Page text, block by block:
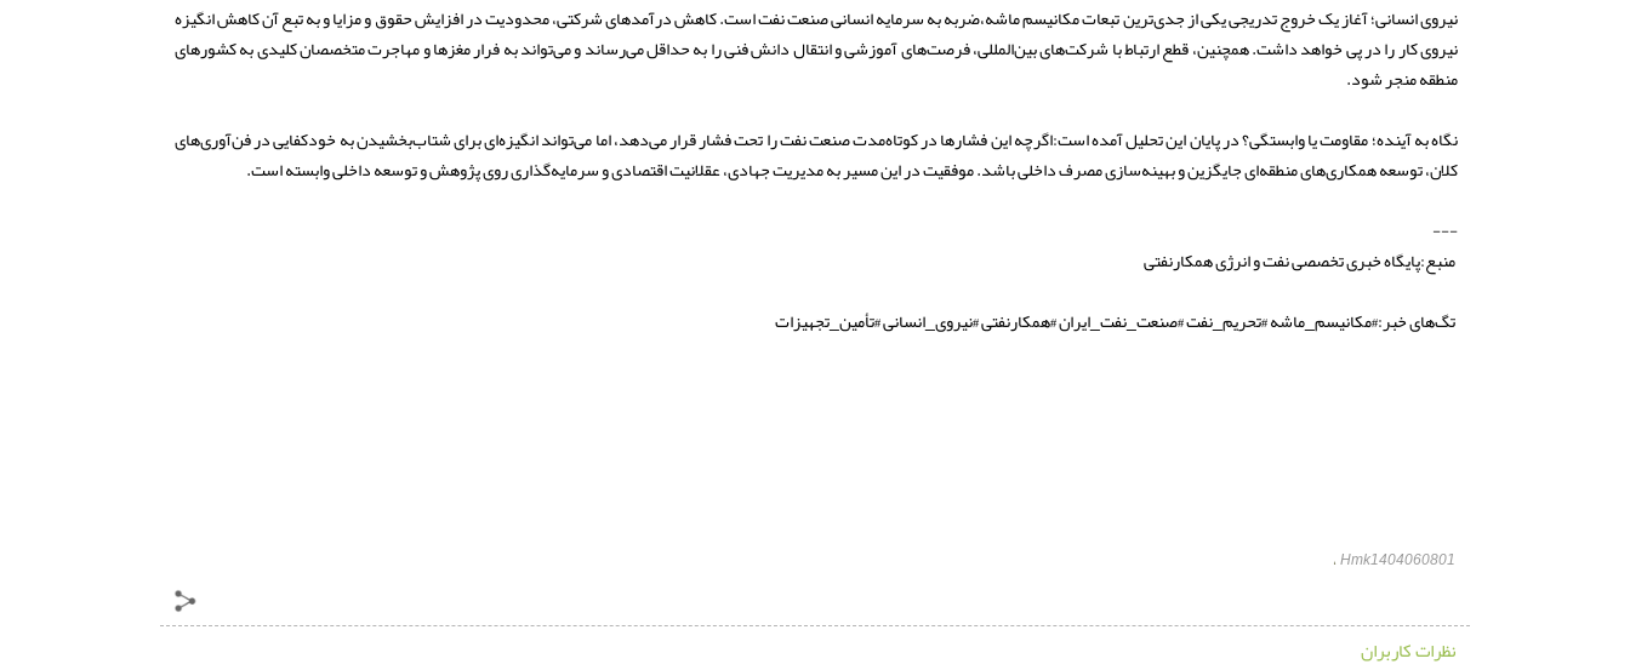
نیروی انسانی؛ آغاز یک خروج تدریجی یکی از جدی‌ترین تبعات مکانیسم ماشه،ضربه به سرمایه انسانی صنعت نفت است. کاهش درآمدهای شرکتی، محدودیت در افزایش حقوق و مزایا و به تبع آن کاهش انگیزه
نیروی کار را در پی خواهد داشت. همچنین، قطع ارتباط با شرکت‌های بین‌المللی، فرصت‌های آموزشی و انتقال دانش فنی را به حداقل می‌رساند و می‌تواند به فرار مغزها و مهاجرت متخصصان کلیدی به کشورهای
منطقه منجر شود.
نگاه به آینده؛ مقاومت یا وابستگی؟ در پایان این تحلیل آمده است:اگرچه این فشارها در کوتاه‌مدت صنعت نفت را تحت فشار قرار می‌دهد، اما می‌تواند انگیزه‌ای برای شتاب‌بخشیدن به خودکفایی در فن‌آوری‌های
کلان، توسعه همکاری‌های منطقه‌ای جایگزین و بهینه‌سازی مصرف داخلی باشد. موفقیت در این مسیر به مدیریت جهادی، عقلانیت اقتصادی و سرمایه‌گذاری روی پژوهش و توسعه داخلی وابسته است.
---
منبع:پایگاه خبری تخصصی نفت و انرژی همکارنفتی
تگ‌های خبر:#مکانیسم_ماشه #تحریم_نفت #صنعت_نفت_ایران #همکارنفتی #نیروی_انسانی #تأمین_تجهیزات
Hmk1404060801،
نظرات کاربران